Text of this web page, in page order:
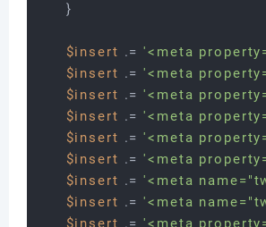
    }
$insert .= '<meta
$insert .= '<meta
$insert .= '<meta
$insert .= '<meta
$insert .= '<meta
$insert .= '<meta
$insert .= '<meta
$insert .= '<meta
$insert .= '<meta